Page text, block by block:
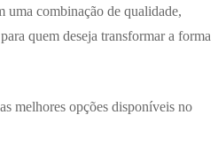
uma combinação de qualidade,
quem deseja transformar a forma
melhores opções disponíveis no